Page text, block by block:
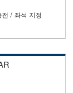
/ 좌석 지정